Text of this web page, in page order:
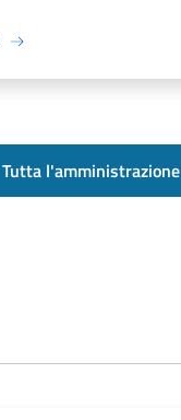
Tutta l'amministrazione